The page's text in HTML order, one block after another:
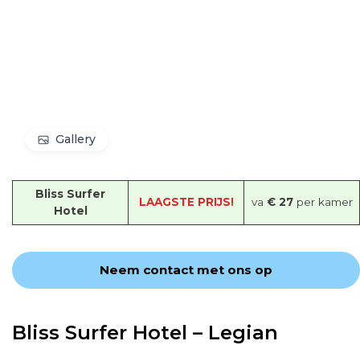
Gallery
Bliss Surfer
Hotel
LAAGSTE PRIJS! va € 27per kamer
Neem contact met ons op
Bliss Surfer Hotel – Legian